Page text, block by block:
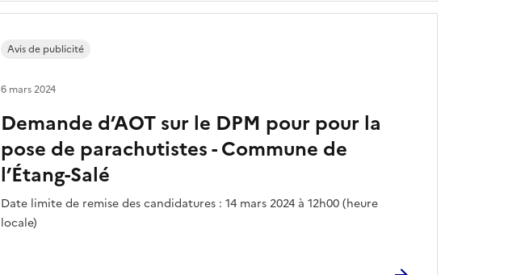
Demande d’AOT sur le DPM pour pour la
pose de parachutistes - Commune de
l’Étang-Salé
Date limite de remise des candidatures : 14 mars 2024 à 12h00 (heure
locale)
Avis de publicité
6 mars 2024